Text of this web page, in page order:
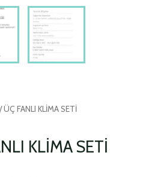
/ ÜÇ FANLI KLİMA SETİ
KLİMA SETİ